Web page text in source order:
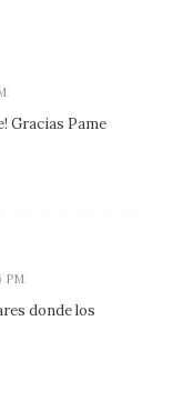
Gracias Pame
PM
donde los